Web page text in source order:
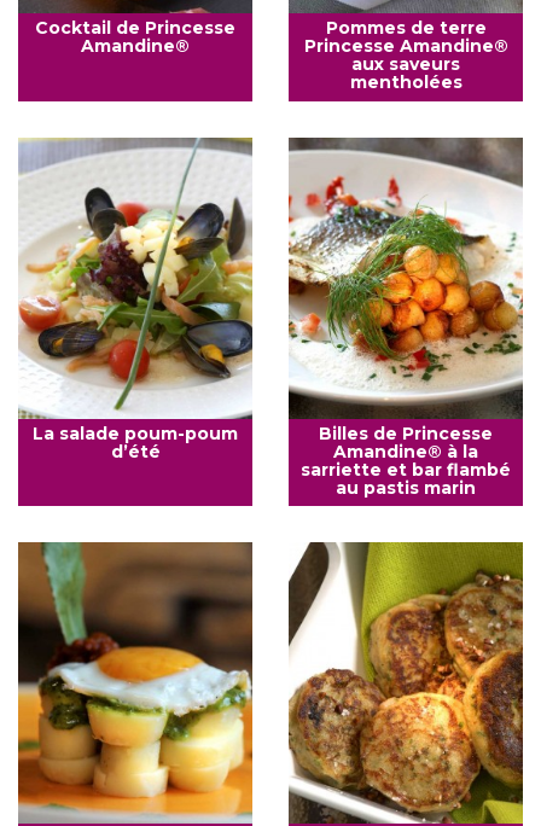
Cocktail de Princesse
Amandine®
Pommes de terre
Princesse Amandine®
aux saveurs
mentholées
La salade poum-poum
d’été
Billes de Princesse
Amandine® à la
sarriette et bar flambé
au pastis marin